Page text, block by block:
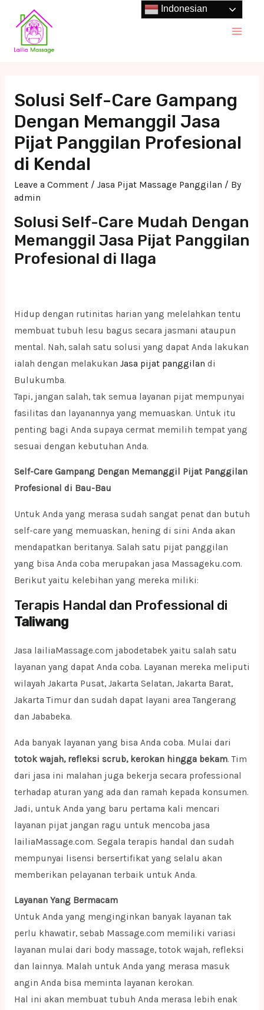
content
Solusi Self-Care Gampang
Dengan Memanggil Jasa
Pijat Panggilan Profesional
di Kendal
Leave a Comment / Jasa Pijat Massage Panggilan / By
admin
Solusi Self-Care Mudah Dengan
Memanggil Jasa Pijat Panggilan
Profesional di Ilaga
Hidup dengan rutinitas harian yang melelahkan tentu
membuat tubuh lesu bagus secara jasmani ataupun
mental. Nah, salah satu solusi yang dapat Anda lakukan
ialah dengan melakukan Jasa pijat panggilan di
Bulukumba.
Tapi, jangan salah, tak semua layanan pijat mempunyai
fasilitas dan layanannya yang memuaskan. Untuk itu
penting bagi Anda supaya cermat memilih tempat yang
sesuai dengan kebutuhan Anda.
Self-Care Gampang Dengan Memanggil Pijat Panggilan
Profesional di Bau-Bau
Untuk Anda yang merasa sudah sangat penat dan butuh
self-care yang memuaskan, hening di sini Anda akan
mendapatkan beritanya. Salah satu pijat panggilan
yang bisa Anda coba merupakan jasa Massageku.com.
Berikut yaitu kelebihan yang mereka miliki:
Terapis Handal dan Professional di
Taliwang
Jasa lailiaMassage.com jabodetabek yaitu salah satu
layanan yang dapat Anda coba. Layanan mereka meliputi
wilayah Jakarta Pusat, Jakarta Selatan, Jakarta Barat,
Jakarta Timur dan sudah dapat layani area Tangerang
dan Jababeka.
Ada banyak layanan yang bisa Anda coba. Mulai dari
totok wajah, refleksi scrub, kerokan hingga bekam. Tim
dari jasa ini malahan juga bekerja secara professional
terhadap aturan yang ada dan ramah kepada konsumen.
Jadi, untuk Anda yang baru pertama kali mencari
layanan pijat jangan ragu untuk mencoba jasa
lailiaMassage.com. Segala terapis handal dan sudah
mempunyai lisensi bersertifikat yang selalu akan
memberikan pelayanan terbaik untuk Anda.
Layanan Yang Bermacam
Untuk Anda yang menginginkan banyak layanan tak
perlu khawatir, sebab Massage.com memiliki variasi
layanan mulai dari body massage, totok wajah, refleksi
dan lainnya. Malah untuk Anda yang merasa masuk
angin Anda bisa meminta layanan kerokan.
Hal ini akan membuat tubuh Anda merasa lebih enak
Indonesian